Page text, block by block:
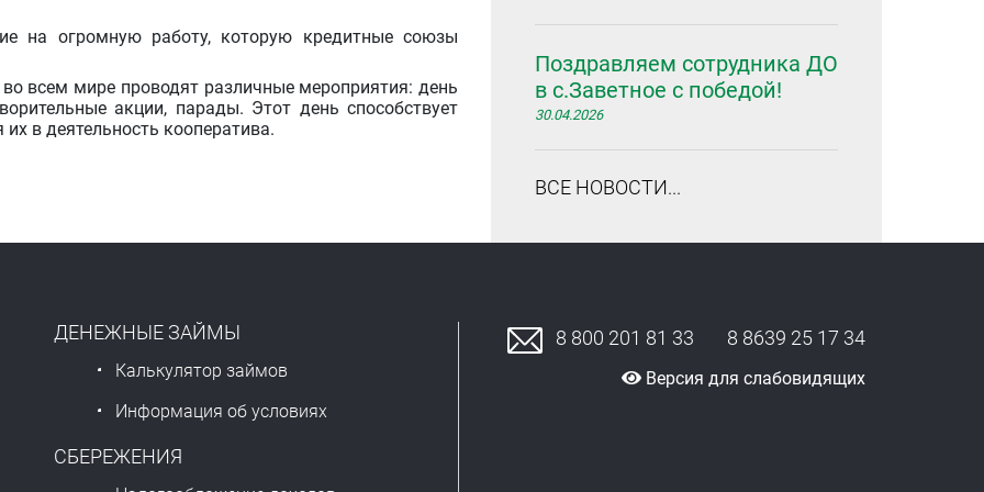
огромную работу, которую кредитные союзы
мире проводят различные мероприятия: день
акции, парады. Этот день способствует
в деятельность кооператива.
Поздравляем сотрудника ДО
в с.Заветное с победой!
30.04.2026
ВСЕ НОВОСТИ...
ДЕНЕЖНЫЕ ЗАЙМЫ
Калькулятор займов
Информация об условиях
СБЕРЕЖЕНИЯ
8 800 201 81 33 8 8639 25 17 34
Версия для слабовидящих